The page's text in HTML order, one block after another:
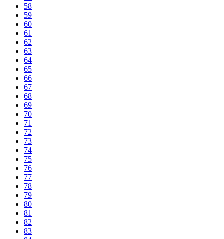
58
59
60
61
62
63
64
65
66
67
68
69
70
71
72
73
74
75
76
77
78
79
80
81
82
83